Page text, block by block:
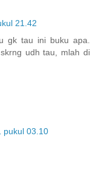
21.42
gk tau ini buku apa.
udh tau, mlah di
pukul 03.10